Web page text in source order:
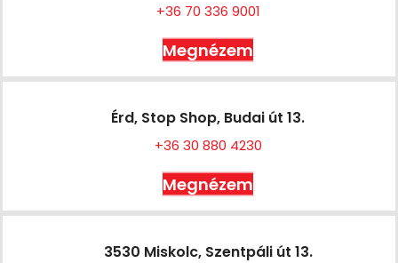
+36 70 336 9001
Megnézem
Érd, Stop Shop, Budai út 13.
+36 30 880 4230
Megnézem
3530 Miskolc, Szentpáli út 13.